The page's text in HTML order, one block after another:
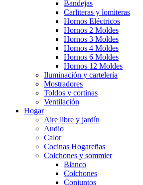
Bandejas
Carliteras y lomiteras
Hornos Eléctricos
Hornos 2 Moldes
Hornos 3 Moldes
Hornos 4 Moldes
Hornos 6 Moldes
Hornos 12 Moldes
Iluminación y cartelería
Mostradores
Toldos y cortinas
Ventilación
Hogar
Aire libre y jardín
Audio
Calor
Cocinas Hogareñas
Colchones y sommier
Blanco
Colchones
Conjuntos